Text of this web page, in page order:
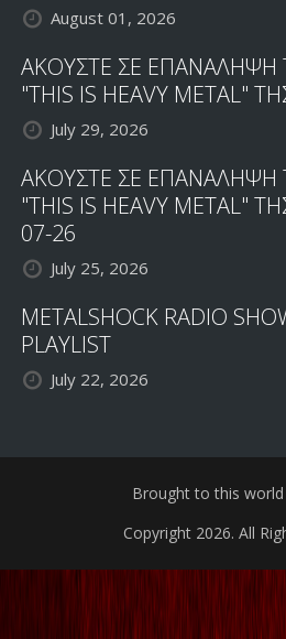
August 01, 2026
ΑΚΟΥΣΤΕ ΣΕ
"THIS IS HEAVY METAL"
July 29, 2026
ΑΚΟΥΣΤΕ ΣΕ
"THIS IS HEAVY METAL"
07-26
July 25, 2026
METALSHOCK RADIO
PLAYLIST
July 22, 2026
Brought to this
Copyright 2026. All